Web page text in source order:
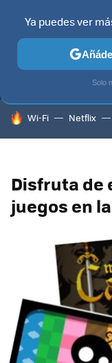
MENÚ
HOY SE HABLA DE
Wi-Fi Netflix
Disfruta de
juegos en
Ya puedes ver
Solo